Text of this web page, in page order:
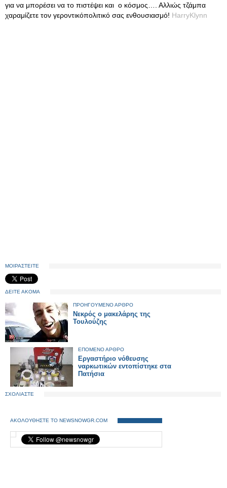
για να μπορέσει να το πιστέψει και ο κόσμος…. Αλλιώς τζάμπα
χαραμίζετε τον γεροντικόπολιτικό σας ενθουσιασμό! HarryKlynn
ΜΟΙΡΑΣΤΕΙΤΕ
ΔΕΙΤΕ ΑΚΟΜΑ
ΠΡΟΗΓΟΥΜΕΝΟ ΑΡΘΡΟ
Νεκρός ο μακελάρης της
Τουλούζης
ΕΠΟΜΕΝΟ ΑΡΘΡΟ
Εργαστήριο νόθευσης
ναρκωτικών εντοπίστηκε στα
Πατήσια
ΣΧΟΛΙΑΣΤΕ
ΑΚΟΛΟΥΘΗΣΤΕ ΤΟ NEWSNOWGR.COM